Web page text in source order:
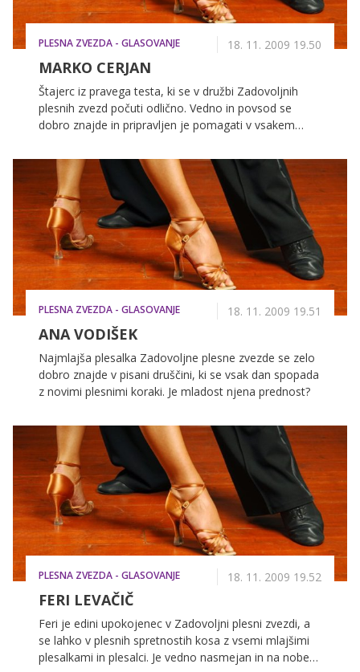
PLESNA ZVEZDA - GLASOVANJE 18. 11. 2009 19.50
MARKO CERJAN
Štajerc iz pravega testa, ki se v družbi Zadovoljnih
plesnih zvezd počuti odlično. Vedno in povsod se
dobro znajde in pripravljen je pomagati v vsakem
samem tekmovanju?
PLESNA ZVEZDA - GLASOVANJE 18. 11. 2009 19.51
ANA VODIŠEK
Najmlajša plesalka Zadovoljne plesne zvezde se zelo
dobro znajde v pisani druščini, ki se vsak dan spopada
z novimi plesnimi koraki. Je mladost njena prednost?
PLESNA ZVEZDA - GLASOVANJE 18. 11. 2009 19.52
FERI LEVAČIČ
Feri je edini upokojenec v Zadovoljni plesni zvezdi, a
se lahko v plesnih spretnostih kosa z vsemi mlajšimi
plesalkami in plesalci. Je vedno nasmejan in na nobeni